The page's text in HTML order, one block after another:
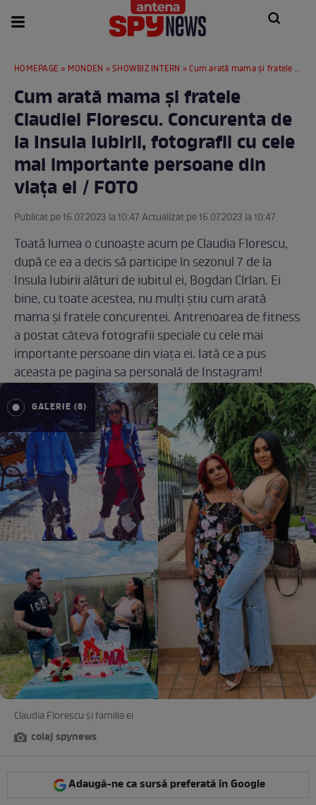
HOMEPAGE » MONDEN »SHOWBIZ INTERN » Cum arată mama și fratele Claudiei Florescu. Concurenta de la Insula Iubirii, fotografii cu cele mai importante persoane din viața ei / FOTO
Cum arată mama și fratele
Claudiei Florescu. Concurenta de
la Insula Iubirii, fotografii cu cele
mai importante persoane din
viața ei / FOTO
Publicat pe 16.07.2023 la 10:47 Actualizat pe 16.07.2023 la 10:47
Toată lumea o cunoaște acum pe Claudia Florescu,
după ce ea a decis să participe în sezonul 7 de la
Insula Iubirii alături de iubitul ei, Bogdan Cîrlan. Ei
bine, cu toate acestea, nu mulți știu cum arată
mama și fratele concurentei. Antrenoarea de fitness
a postat câteva fotografii speciale cu cele mai
importante persoane din viața ei. Iată ce a pus
aceasta pe pagina sa personală de Instagram!
GALERIE (8)
Claudia Florescu și familia ei
colaj spynews
Adaugă-ne ca sursă preferată în Google